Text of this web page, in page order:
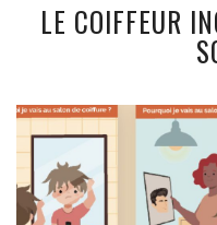
LE COIFFEUR